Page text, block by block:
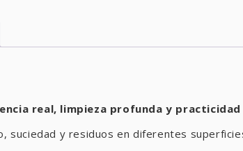
real, limpieza profunda y practicidad
suciedad y residuos en diferentes